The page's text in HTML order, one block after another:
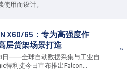
用而设计。
X60/65：专为高强度作
层货架场景打造
日——全球自动数据采集与工业自
利捷今日宣布推出Falcon...